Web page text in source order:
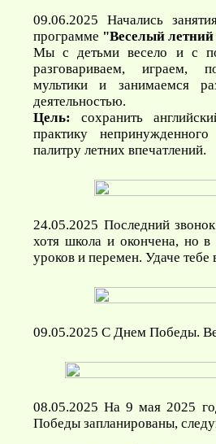
09.06.2025 Начались
программе "Веселый
Мы с детьми весело и с
разговариваем, играем,
мультики и занимаемся
деятельностью.
Цель: сохранить
практику
палитру летних впечатлений.
24.05.2025 Последний
хотя школа и окончена, но
уроков и перемен. Удаче тебе
09.05.2025 С Днем Победы.
08.05.2025 На 9 мая 2025
Победы запланированы,